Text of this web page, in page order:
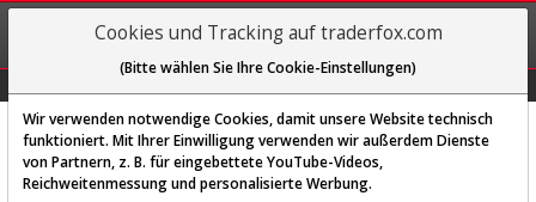
REGIS-
TRIEREN
Diese Funktion ist nur für
Cookies und Tracking auf traderfox.com
(Bitte wählen Sie Ihre Cookie-Einstellungen)
Wir verwenden notwendige Cookies, damit unsere Website technisch
funktioniert. Mit Ihrer Einwilligung verwenden wir außerdem Dienste
von Partnern, z. B. für eingebettete YouTube-Videos,
Reichweitenmessung und personalisierte Werbung.